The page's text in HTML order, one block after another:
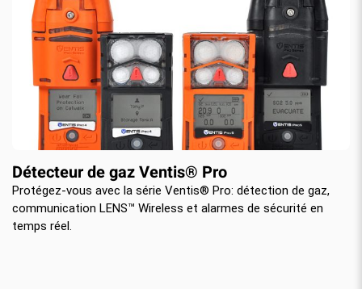
Détecteur de gaz Ventis® Pro
Protégez-vous avec la série Ventis® Pro: détection de gaz,
communication LENS™ Wireless et alarmes de sécurité en
temps réel.